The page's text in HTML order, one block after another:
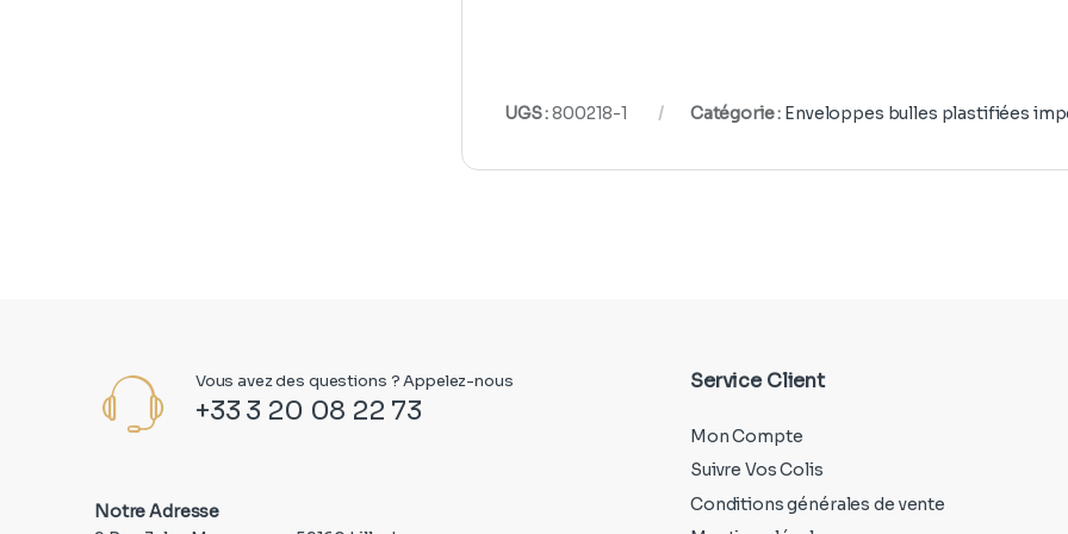
UGS :800218-1 Catégorie : Enveloppes bulles plastifiées
Vous avez des questions ? Appelez-nous
+33 3 20 08 22 73
Notre Adresse
Service Client
Mon Compte
Suivre Vos Colis
Conditions générales de vente